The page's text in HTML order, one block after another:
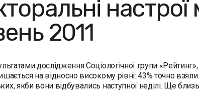
2011
дослідження Соціологічної групи
на відносно високому рівні: 43% точно
якби вони відбувались наступної неділі. Ще